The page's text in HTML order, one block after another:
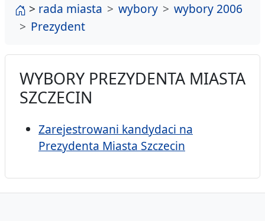
strona główna
> rada miasta wybory
wybory 2006
Prezydent
WYBORY PREZYDENTA MIASTA
SZCZECIN
Zarejestrowani kandydaci na
Prezydenta Miasta Szczecin